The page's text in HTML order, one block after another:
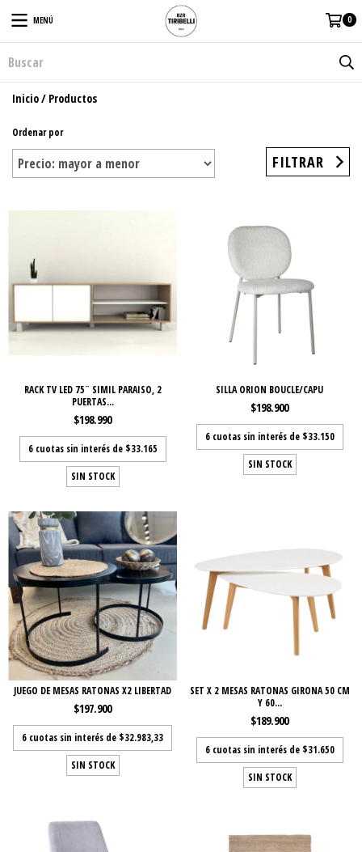
MENÚ 0
Inicio/ Productos
Ordenar por
FILTRAR
RACK TV LED 75¨ SIMIL PARAISO, 2
PUERTAS...
$198.990
6 cuotas sin interés de $33.165
SIN STOCK
SILLA ORION BOUCLE/CAPU
$198.900
6 cuotas sin interés de $33.150
SIN STOCK
JUEGO DE MESAS RATONAS X2 LIBERTAD
$197.900
6 cuotas sin interés de $32.983,33
SIN STOCK
SET X 2 MESAS RATONAS GIRONA 50 CM
Y 60...
$189.900
6 cuotas sin interés de $31.650
SIN STOCK